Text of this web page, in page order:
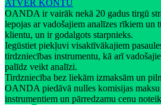
ATVER KONTU
OANDA ir vairāk nekā 20 gadus tirgū
lepojas ar vadošajiem analīzes rīkiem un
klientu, un ir godalgots starpnieks.
Iegūstiet piekļuvi visaktīvākajiem
tirdzniecības instrumentu, kā arī
palīdz veikt analīzi.
Tirdzniecība bez liekām izmaksām un
OANDA piedāvā nulles komisijas
instrumentiem un pārredzamu cenu